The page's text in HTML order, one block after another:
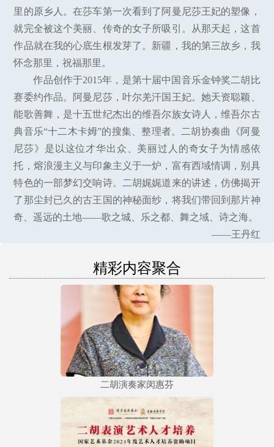
里的原乡人。在莎车第一次看到了阿曼尼莎王妃的塑像，
就完全被这个美丽、传奇的女子所吸引。从那天起，这首
作品就在我的心底生根发芽了。新疆，我的第三故乡，我
怀念那里，祝福那里。
作品创作于2015年，是第十届中国音乐金钟奖二胡比
赛委约作品。阿曼尼莎，叶尔羌汗国王妃。她天资聪颖、
能歌善舞，是十五世纪杰出的维吾尔族女诗人，维吾尔古
典音乐“十二木卡姆”的搜集、整理者。二胡协奏曲《阿曼
尼莎》是以这位才华出众、美丽过人的奇女子为情感依
托，熔浪漫主义与印象主义于一炉，富有西域情调，别具
特色的一部梦幻交响诗。二胡娓娓道来的讲述，仿佛揭开
了那尘封已久的古王国的神秘面纱，将我们带回到那片神
奇、遥远的土地——歌之城、乐之都、舞之域、诗之海。
——王丹红
精彩内容聚合
二胡演奏家闵惠芬